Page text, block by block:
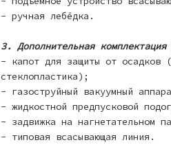
- ручная лебёдка.
3. Дополнительная
- капот для защиты от осадков
стеклопластика);
- газоструйный вакуумный
- жидкостной предпусковой
- задвижка на нагнетательном
- типовая всасывающая линия.